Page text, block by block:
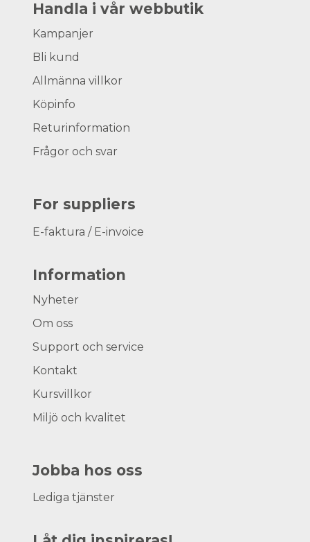
Handla i vår webbutik
Kampanjer
Bli kund
Allmänna villkor
Köpinfo
Returinformation
Frågor och svar
For suppliers
E-faktura / E-invoice
Information
Nyheter
Om oss
Support och service
Kontakt
Kursvillkor
Miljö och kvalitet
Jobba hos oss
Lediga tjänster